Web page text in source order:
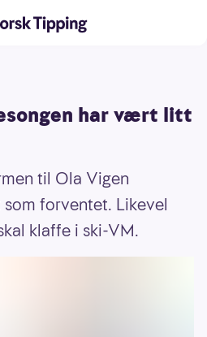
har vært litt
til Ola Vigen
forventet. Likevel
klaffe i ski-VM.